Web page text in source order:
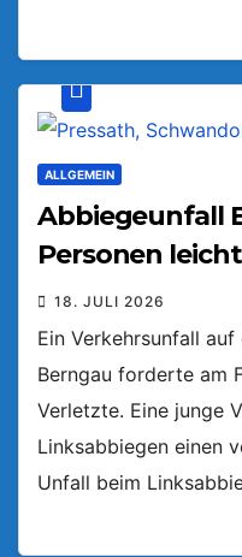
ALLGEMEIN
Abbiegeunfall
Personen
18. JULI 2026
Ein Verkehrsunfall
Berngau forderte am
Verletzte. Eine junge
Linksabbiegen einen
Unfall beim